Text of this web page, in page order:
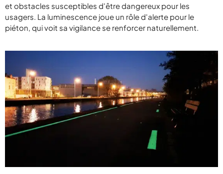
et obstacles susceptibles d'être dangereux pour les
usagers. La luminescence joue un rôle d'alerte pour le
piéton, qui voit sa vigilance se renforcer naturellement.